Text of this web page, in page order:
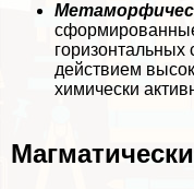
горизонтальных
действием
химически